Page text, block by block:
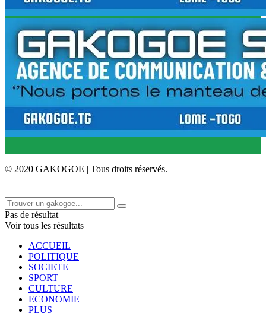
© 2020 GAKOGOE | Tous droits réservés.
Pas de résultat
Voir tous les résultats
ACCUEIL
POLITIQUE
SOCIETE
SPORT
CULTURE
ECONOMIE
PLUS